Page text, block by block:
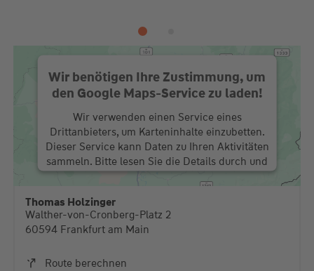
Wir benötigen Ihre Zustimmung, um
den Google Maps-Service zu laden!
Wir verwenden einen Service eines
Drittanbieters, um Karteninhalte einzubetten.
Dieser Service kann Daten zu Ihren Aktivitäten
sammeln. Bitte lesen Sie die Details durch und
stimmen Sie der Nutzung des Service zu, um
diese Karte anzuzeigen.
Mehr Informationen
Thomas Holzinger
Walther-von-Cronberg-Platz 2
60594 Frankfurt am Main
Route berechnen